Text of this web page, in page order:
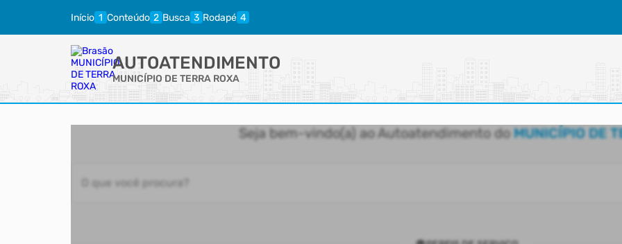
Início Conteúdo Busca Rodapé
AUTOATENDIMENTO
MUNICÍPIO DE TERRA ROXA
Seja bem-vindo(a) ao Autoatendimento doMUNICÍPIO DE
O que você procura?